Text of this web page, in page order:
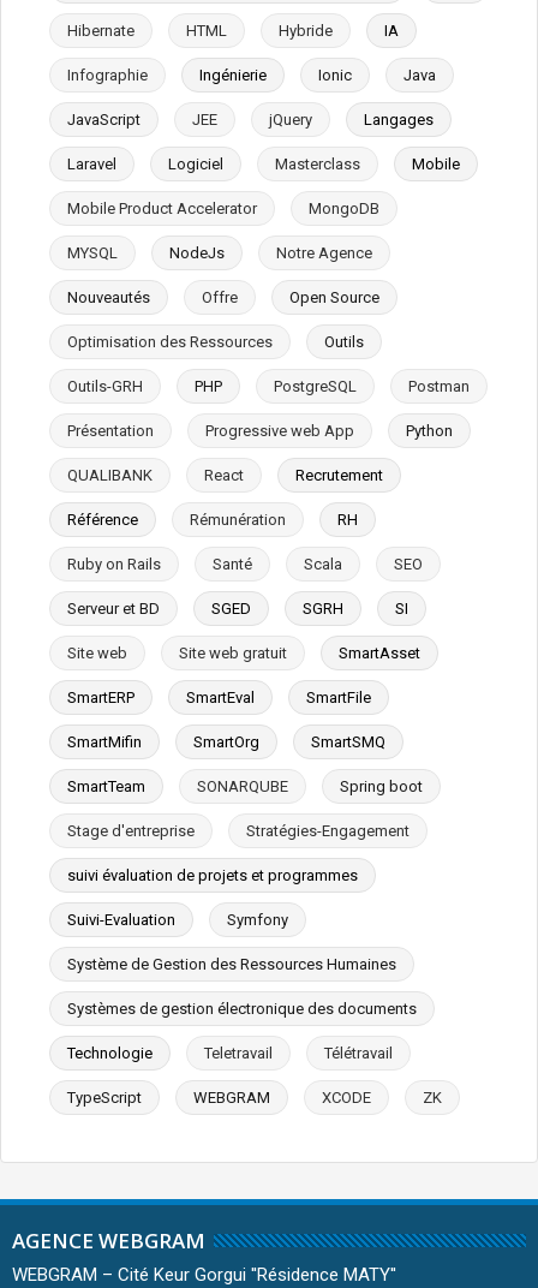
Hibernate HTML Hybride IA
Infographie Ingénierie Ionic Java
JavaScript JEE jQuery Langages
Laravel Logiciel Masterclass Mobile
Mobile Product Accelerator MongoDB
MYSQL NodeJs Notre Agence
Nouveautés Offre Open Source
Optimisation des Ressources Outils
Outils-GRH PHP PostgreSQL Postman
Présentation Progressive web App Python
QUALIBANK React Recrutement
Référence Rémunération RH
Ruby on Rails Santé Scala SEO
Serveur et BD SGED SGRH SI
Site web Site web gratuit SmartAsset
SmartERP SmartEval SmartFile
SmartMifin SmartOrg SmartSMQ
SmartTeam SONARQUBE Spring boot
Stage d'entreprise Stratégies-Engagement
suivi évaluation de projets et programmes
Suivi-Evaluation Symfony
Système de Gestion des Ressources Humaines
Systèmes de gestion électronique des documents
Technologie Teletravail Télétravail
TypeScript WEBGRAM XCODE ZK
AGENCE WEBGRAM
WEBGRAM – Cité Keur Gorgui ''Résidence MATY''